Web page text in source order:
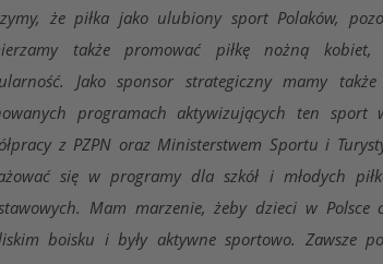
że piłka jako ulubiony sport Polaków,
także promować piłkę nożną
Jako sponsor strategiczny mamy
programach aktywizujących ten
z PZPN oraz Ministerstwem Sportu i
się w programy dla szkół i młodych
Mam marzenie, żeby dzieci w Polsce
boisku i były aktywne sportowo. Zawsze